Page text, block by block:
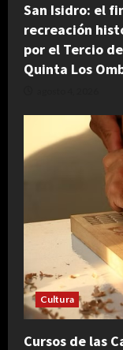
San Isidro: el
recreación
por el Tercio
Quinta Los
Cultura
Cursos de las